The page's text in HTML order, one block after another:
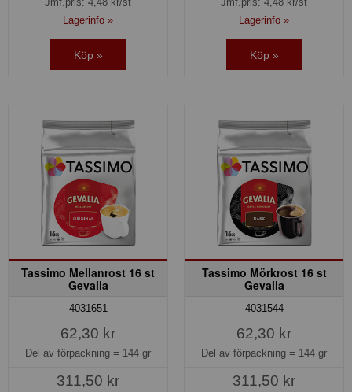
Lagerinfo »
Köp »
Lagerinfo »
Köp »
Tassimo Mellanrost 16 st
Gevalia
4031651
62,30 kr
Del av förpackning = 144 gr
311,50 kr
Tassimo Mörkrost 16 st
Gevalia
4031544
62,30 kr
Del av förpackning = 144 gr
311,50 kr